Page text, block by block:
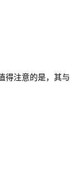
得注意的是，其与